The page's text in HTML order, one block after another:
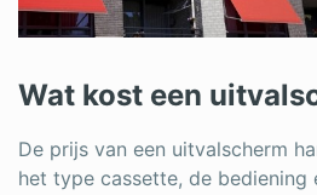
Wat kost een
De prijs van een uitvalscherm
het type cassette, de bediening